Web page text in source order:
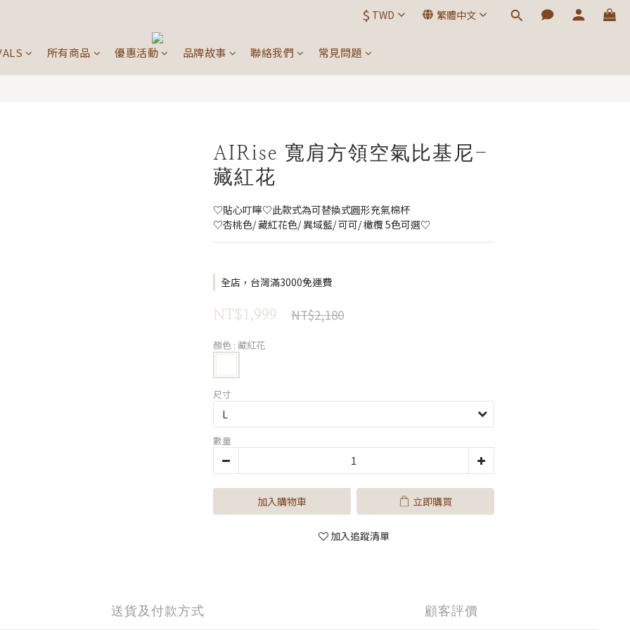
$ TWD 繁體中文
所有商品 優惠活動 品牌故事 聯絡我們 常見問題
AIRise 寬肩方領空氣比基尼-
藏紅花
♡貼心叮嚀♡此款式為可替換式圓形充氣棉杯
♡杏桃色/ 藏紅花色/ 異域藍/ 可可/ 橄欖 5色可選♡
全店，台灣滿3000免運費
NT$1,999 NT$2,180
顏色 : 藏紅花
尺寸
數量
加入購物車 立即購買
加入追蹤清單
送貨及付款方式 顧客評價
立即購買